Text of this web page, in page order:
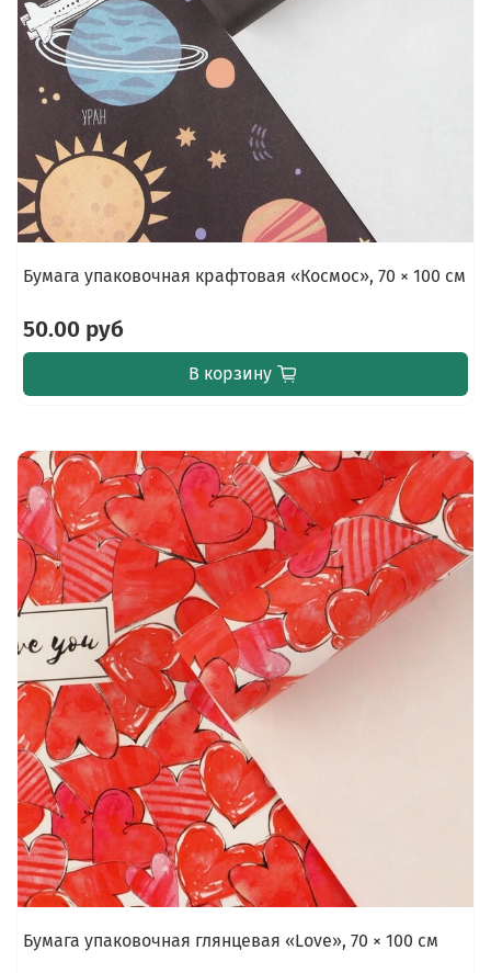
Бумага упаковочная крафтовая «Космос», 70 × 100 см
50.00 руб
В корзину
Бумага упаковочная глянцевая «Love», 70 × 100 см